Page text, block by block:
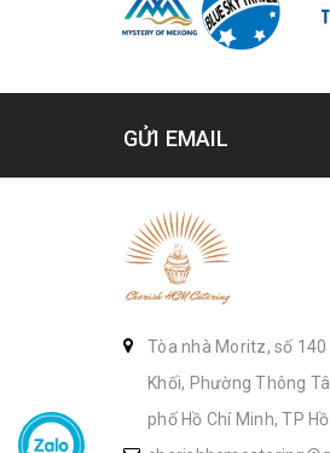
GỬI EMAIL
Tòa nhà Moritz, số 140
Khối, Phường Thông
phố Hồ Chí Minh, TP